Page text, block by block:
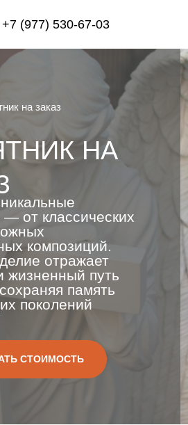
+7 (977) 530-67-03
НА
на заказ
— от классических
композиций.
отражает
жизненный путь
память
поколений
СТОИМОСТЬ